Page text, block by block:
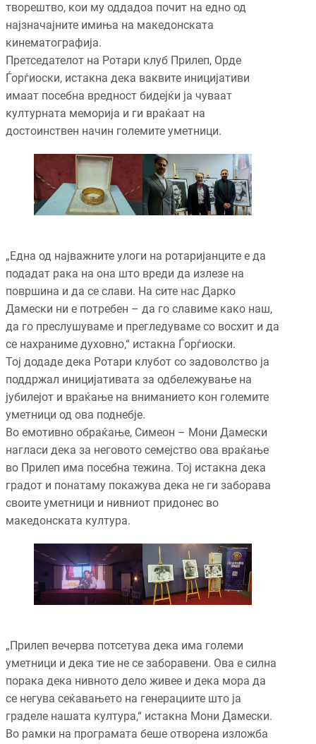
творештво, кои му оддадоа почит на едно од
најзначајните имиња на македонската
кинематографија.
Претседателот на Ротари клуб Прилеп, Орде
Ѓорѓиоски, истакна дека ваквите иницијативи
имаат посебна вредност бидејќи ја чуваат
културната меморија и ги враќаат на
достоинствен начин големите уметници.
„Една од најважните улоги на ротаријанците е да
подадат рака на она што вреди да излезе на
површина и да се слави. На сите нас Дарко
Дамески ни е потребен – да го славиме како наш,
да го преслушуваме и прегледуваме со восхит и да
се нахраниме духовно,“ истакна Ѓорѓиоски.
Тој додаде дека Ротари клубот со задоволство ја
поддржал иницијативата за одбележување на
јубилејот и враќање на вниманието кон големите
уметници од ова поднебје.
Во емотивно обраќање, Симеон – Мони Дамески
нагласи дека за неговото семејство ова враќање
во Прилеп има посебна тежина. Тој истакна дека
градот и понатаму покажува дека не ги заборава
своите уметници и нивниот придонес во
македонската култура.
„Прилеп вечерва потсетува дека има големи
уметници и дека тие не се заборавени. Ова е силна
порака дека нивното дело живее и дека мора да
се негува сеќавањето на генерациите што ја
граделе нашата култура,“ истакна Мони Дамески.
Во рамки на програмата беше отворена изложба